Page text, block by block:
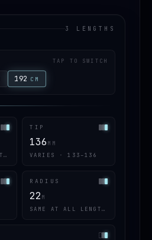
3 LENGTHS
TAP TO SWITCH
192 CM
SAME AT ALL LENGTHS
TIP
136 MM
VARIES · 133–136
RADIUS
22 M
SAME AT ALL LENGTHS